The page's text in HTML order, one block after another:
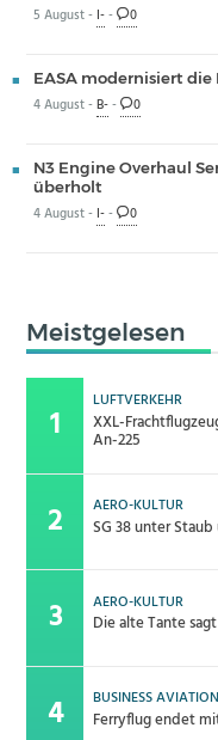
5 August - I-- 0
EASA modernisiert
4 August -B-- 0
N3 Engine Overhaul
überholt
4 August - I-- 0
Meistgelesen
LUFTVERKEHR
XXL-
An-225
AERO-KULTUR
SG 38 unter
AERO-KULTUR
Die alte Tante
BUSINESS AVIATION
Ferryflug endet